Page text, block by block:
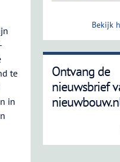
te
in
Bekijk
Ontvang de
nieuwsbrief